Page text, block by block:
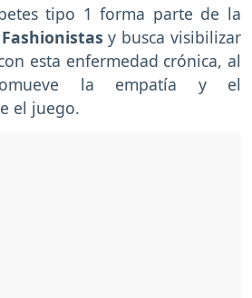
tipo 1 forma parte de la
y busca visibilizar
esta enfermedad crónica, al
la empatía y el
el juego.